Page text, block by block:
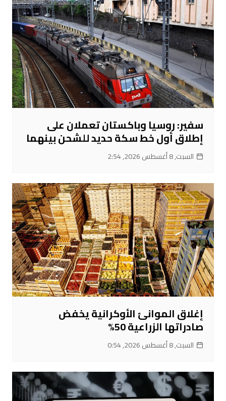
سفير: روسيا وباكستان تعملان على
إطلاق أول خط سكة حديد للشحن بينهما
السبت, 8 أغسطس 2026, 2:54
إغلاق الموانئ الأوكرانية يخفض
صادراتها الزراعية 50%
السبت, 8 أغسطس 2026, 0:54